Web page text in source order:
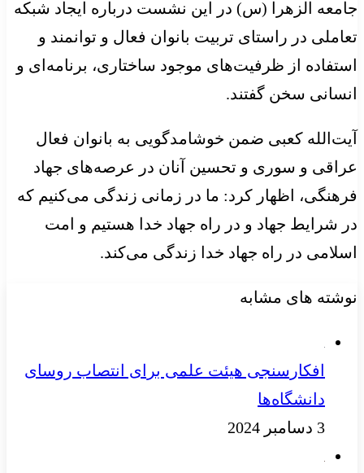
جامعه الزهرا (س) در این نشست درباره ایجاد شبکه
تعاملی در راستای تربیت بانوان فعال و توانمند و
استفاده از ظرفیت‌های موجود ساختاری، برنامه‌ای و
انسانی سخن گفتند.
آیت‌الله کعبی ضمن خوشامدگویی به بانوان فعال
عراقی و سوری و تحسین آنان در عرصه‌های جهاد
فرهنگی، اظهار کرد: ما در زمانی زندگی می‌کنیم که
در شرایط جهاد و در راه جهاد خدا هستیم و امت
اسلامی در راه جهاد خدا زندگی می‌کند.
نوشته های مشابه
افکارسنجی هیئت علمی برای انتصاب روسای
دانشگاه‌ها
3 دسامبر 2024